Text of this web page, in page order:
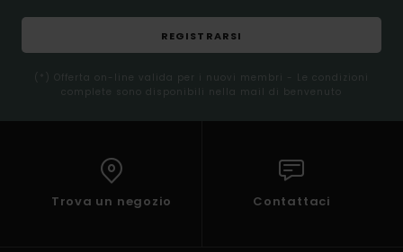
REGISTRARSI
(*) Offerta on-line valida per i nuovi membri - Le condizioni
complete sono disponibili nella mail di benvenuto
Trova un negozio Contattaci